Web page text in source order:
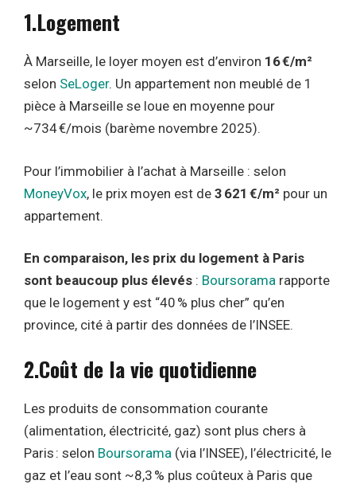
1.Logement
À Marseille, le loyer moyen est d’environ 16 €/m²
selon SeLoger. Un appartement non meublé de 1
pièce à Marseille se loue en moyenne pour
~734 €/mois (barème novembre 2025).
Pour l’immobilier à l’achat à Marseille : selon
MoneyVox, le prix moyen est de 3 621 €/m² pour un
appartement.
En comparaison, les prix du logement à Paris
sont beaucoup plus élevés : Boursorama rapporte
que le logement y est “40 % plus cher” qu’en
province, cité à partir des données de l’INSEE.
2.Coût de la vie quotidienne
Les produits de consommation courante
(alimentation, électricité, gaz) sont plus chers à
Paris : selon Boursorama (via l’INSEE), l’électricité, le
gaz et l’eau sont ~8,3 % plus coûteux à Paris que